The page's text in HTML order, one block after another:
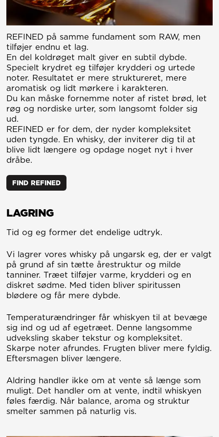
REFINED på samme fundament som RAW, men
tilføjer endnu et lag.
En del koldrøget malt giver en subtil dybde.
Specielt krydret eg tilføjer krydderi og urtede
noter. Resultatet er mere struktureret, mere
aromatisk og lidt mørkere i karakteren.
Du kan måske fornemme noter af ristet brød, let
røg og nordiske urter, som langsomt folder sig
ud.
REFINED er for dem, der nyder kompleksitet
uden tyngde. En whisky, der inviterer dig til at
blive lidt længere og opdage noget nyt i hver
dråbe.
FIND REFINED
LAGRING
Tid og eg former det endelige udtryk.
Vi lagrer vores whisky på ungarsk eg, der er valgt
på grund af sin tætte årestruktur og milde
tanniner. Træet tilføjer varme, krydderi og en
diskret sødme. Med tiden bliver spiritussen
blødere og får mere dybde.
Temperaturændringer får whiskyen til at bevæge
sig ind og ud af egetræet. Denne langsomme
udveksling skaber tekstur og kompleksitet.
Skarpe noter afrundes. Frugten bliver mere fyldig.
Eftersmagen bliver længere.
Aldring handler ikke om at vente så længe som
muligt. Det handler om at vente, indtil whiskyen
føles færdig. Når balance, aroma og struktur
smelter sammen på naturlig vis.